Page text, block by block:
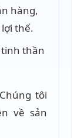
hàng,
thế.
thần
tôi
về sản